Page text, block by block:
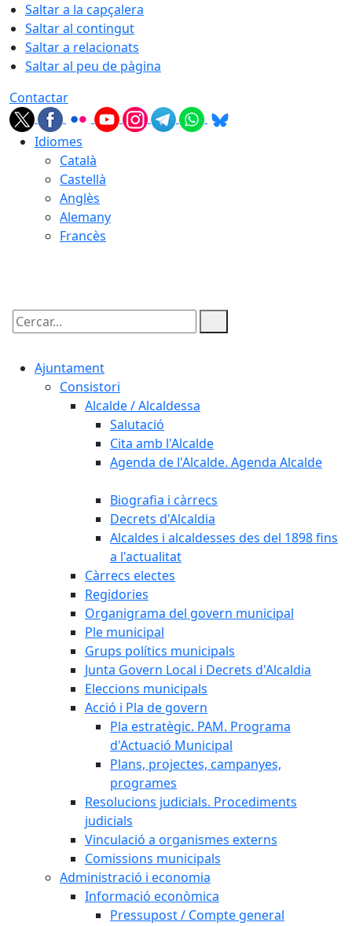
Saltar a la capçalera
Saltar al contingut
Saltar a relacionats
Saltar al peu de pàgina
Contactar
Idiomes
Català
Castellà
Anglès
Alemany
Francès
Cercar:
Ajuntament
Consistori
Alcalde / Alcaldessa
Salutació
Cita amb l'Alcalde
Agenda de l'Alcalde. Agenda Alcalde
Biografia i càrrecs
Decrets d'Alcaldia
Alcaldes i alcaldesses des del 1898 fins
a l'actualitat
Càrrecs electes
Regidories
Organigrama del govern municipal
Ple municipal
Grups polítics municipals
Junta Govern Local i Decrets d'Alcaldia
Eleccions municipals
Acció i Pla de govern
Pla estratègic. PAM. Programa
d'Actuació Municipal
Plans, projectes, campanyes,
programes
Resolucions judicials. Procediments
judicials
Vinculació a organismes externs
Comissions municipals
Administració i economia
Informació econòmica
Pressupost / Compte general